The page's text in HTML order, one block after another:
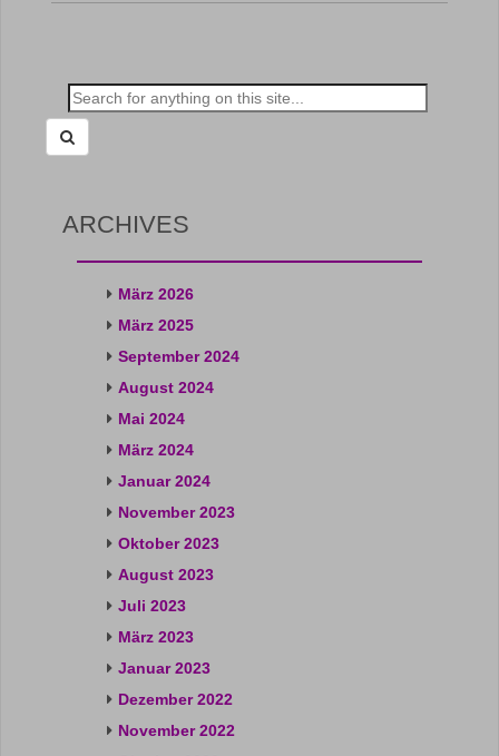
Search
for:
ARCHIVES
März 2026
März 2025
September 2024
August 2024
Mai 2024
März 2024
Januar 2024
November 2023
Oktober 2023
August 2023
Juli 2023
März 2023
Januar 2023
Dezember 2022
November 2022